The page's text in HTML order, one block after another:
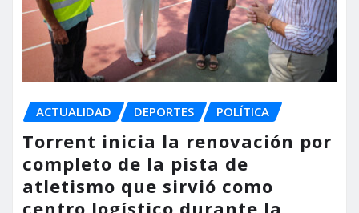
ACTUALIDAD DEPORTES POLÍTICA
Torrent inicia la renovación por
completo de la pista de
atletismo que sirvió como
centro logístico durante la